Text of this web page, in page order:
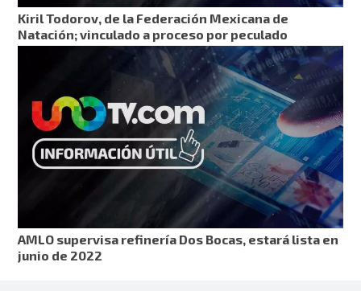
Kiril Todorov, de la Federación Mexicana de
Natación; vinculado a proceso por peculado
AMLO supervisa refinería Dos Bocas, estará lista en
junio de 2022